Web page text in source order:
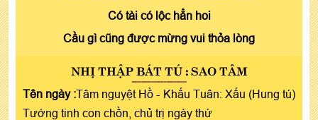
Có tài có lộc hẳn hoi
Cầu gì cũng được mừng vui thỏa lòng
NHỊ THẬP BÁT TÚ : SAO TÂM
Tên ngày :Tâm nguyệt Hồ - Khấu Tuân: Xấu (Hung tú)
Tướng tinh con chồn, chủ trị ngày thứ